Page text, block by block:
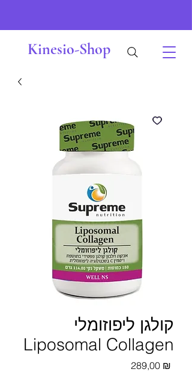
Kinesio-Shop
קולגן ליפוזומלי
Liposomal Collagen
289,00 ₪